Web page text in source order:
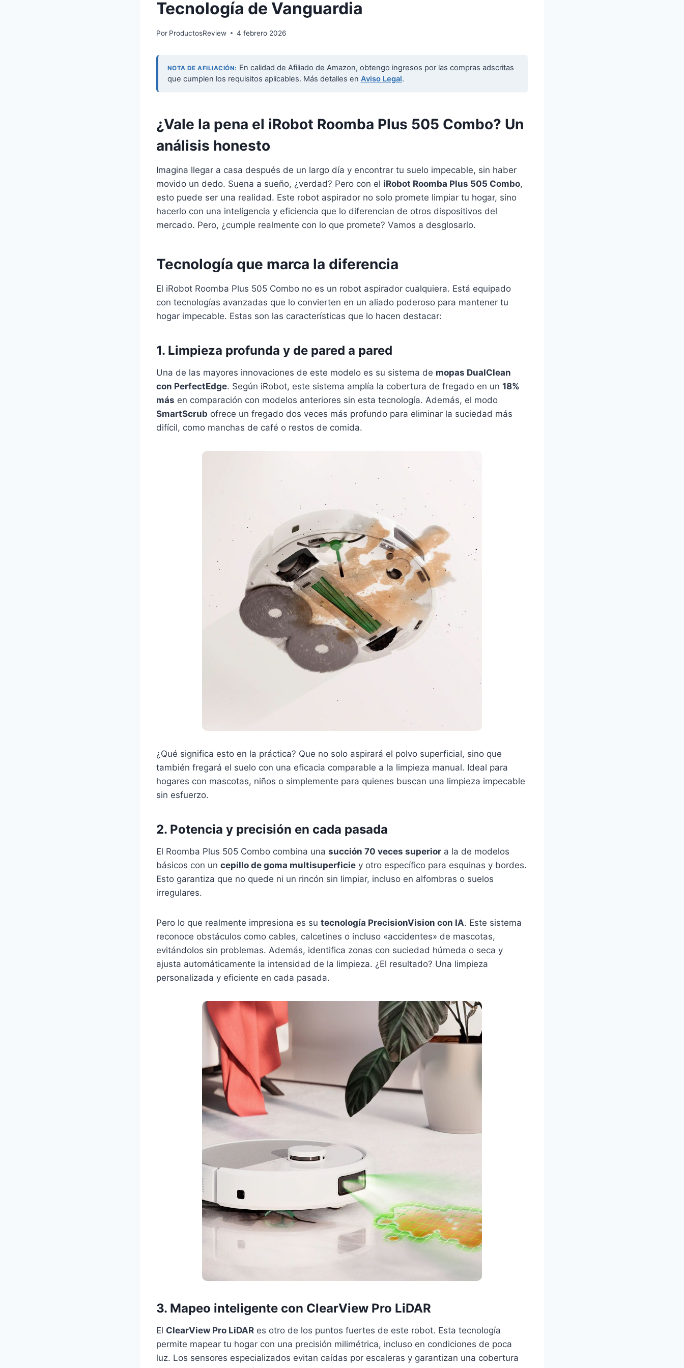
Tecnología de Vanguardia
Por ProductosReview 4 febrero 2026
NOTA DE AFILIACIÓN: En calidad de Afiliado de Amazon, obtengo ingresos por las compras adscritas
que cumplen los requisitos aplicables. Más detalles en Aviso Legal.
¿Vale la pena el iRobot Roomba Plus 505 Combo? Un
análisis honesto
Imagina llegar a casa después de un largo día y encontrar tu suelo impecable, sin haber
movido un dedo. Suena a sueño, ¿verdad? Pero con el iRobot Roomba Plus 505 Combo,
esto puede ser una realidad. Este robot aspirador no solo promete limpiar tu hogar, sino
hacerlo con una inteligencia y eficiencia que lo diferencian de otros dispositivos del
mercado. Pero, ¿cumple realmente con lo que promete? Vamos a desglosarlo.
Tecnología que marca la diferencia
El iRobot Roomba Plus 505 Combo no es un robot aspirador cualquiera. Está equipado
con tecnologías avanzadas que lo convierten en un aliado poderoso para mantener tu
hogar impecable. Estas son las características que lo hacen destacar:
1. Limpieza profunda y de pared a pared
Una de las mayores innovaciones de este modelo es su sistema de mopas DualClean
con PerfectEdge. Según iRobot, este sistema amplía la cobertura de fregado en un 18%
más en comparación con modelos anteriores sin esta tecnología. Además, el modo
SmartScrub ofrece un fregado dos veces más profundo para eliminar la suciedad más
difícil, como manchas de café o restos de comida.
¿Qué significa esto en la práctica? Que no solo aspirará el polvo superficial, sino que
también fregará el suelo con una eficacia comparable a la limpieza manual. Ideal para
hogares con mascotas, niños o simplemente para quienes buscan una limpieza impecable
sin esfuerzo.
2. Potencia y precisión en cada pasada
El Roomba Plus 505 Combo combina una succión 70 veces superior a la de modelos
básicos con un cepillo de goma multisuperficie y otro específico para esquinas y bordes.
Esto garantiza que no quede ni un rincón sin limpiar, incluso en alfombras o suelos
irregulares.
Pero lo que realmente impresiona es su tecnología PrecisionVision con IA. Este sistema
reconoce obstáculos como cables, calcetines o incluso «accidentes» de mascotas,
evitándolos sin problemas. Además, identifica zonas con suciedad húmeda o seca y
ajusta automáticamente la intensidad de la limpieza. ¿El resultado? Una limpieza
personalizada y eficiente en cada pasada.
3. Mapeo inteligente con ClearView Pro LiDAR
El ClearView Pro LiDAR es otro de los puntos fuertes de este robot. Esta tecnología
permite mapear tu hogar con una precisión milimétrica, incluso en condiciones de poca
luz. Los sensores especializados evitan caídas por escaleras y garantizan una cobertura